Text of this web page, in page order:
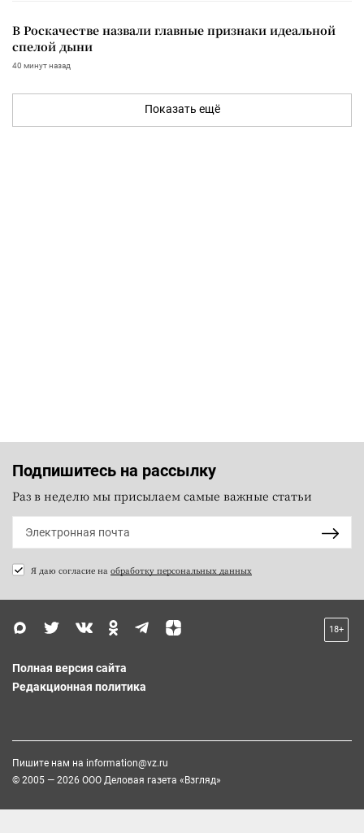
В Роскачестве назвали главные признаки идеальной
спелой дыни
40 минут назад
Показать ещё
Подпишитесь на рассылку
Раз в неделю мы присылаем самые важные статьи
Я даю согласие на обработку персональных данных
18+
Полная версия сайта
Редакционная политика
Пишите нам на information@vz.ru
© 2005 — 2026 ООО Деловая газета «Взгляд»